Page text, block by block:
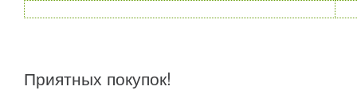
Приятных покупок!